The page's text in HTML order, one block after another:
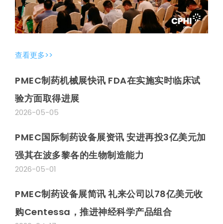
查看更多>>
PMEC制药机械展快讯 FDA在实施实时临床试
验方面取得进展
2026-05-05
PMEC国际制药设备展资讯 安进再投3亿美元加
强其在波多黎各的生物制造能力
2026-05-01
PMEC制药设备展简讯 礼来公司以78亿美元收
购Centessa，推进神经科学产品组合